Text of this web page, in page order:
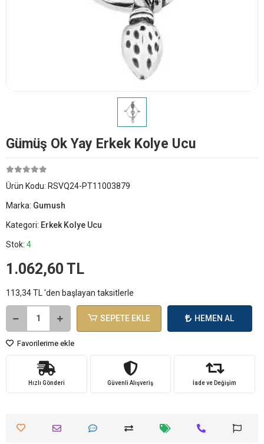
Gümüş Ok Yay Erkek Kolye Ucu
Ürün Kodu: RSVQ24-PT11003879
Marka: Gumush
Kategori: Erkek Kolye Ucu
Stok: 4
1.062,60 TL
113,34 TL 'den başlayan taksitlerle
SEPETE EKLE HEMEN AL
Favorilerime ekle
Hızlı Gönderi Güvenli Alışveriş İade ve Değişim